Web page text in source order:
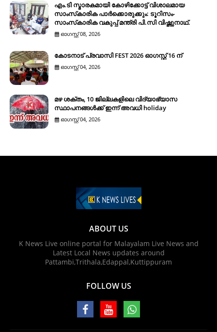
എം.ടി സ്മാരകമായി കോഴിക്കോട്ട് വിശാലമായ
സാംസ്‌കാരിക പാര്‍ക്കൊരുക്കും: ടൂറിസം-
സാംസ്‌കാരിക വകുപ്പ് മന്ത്രി പി.സി വിഷ്ണുനാഥ്.
ഓഗസ്റ്റ് 08, 2026
കോടനാട് പ്രവാസി FEST 2026 ഓഗസ്റ്റ് 16 ന്
ഓഗസ്റ്റ് 04, 2026
മഴ ശക്തം, 10 ജില്ലകളിലെ വിദ്യാഭ്യാസ
സ്ഥാപനങ്ങൾക്ക് ഇന്ന് അവധി holiday
ഓഗസ്റ്റ് 04, 2026
ABOUT US
K News Live online portal for Malayalam Live News and
Latest Local News updates around
Pattambi,Trithala,Edappal,Kuttippuram
FOLLOW US